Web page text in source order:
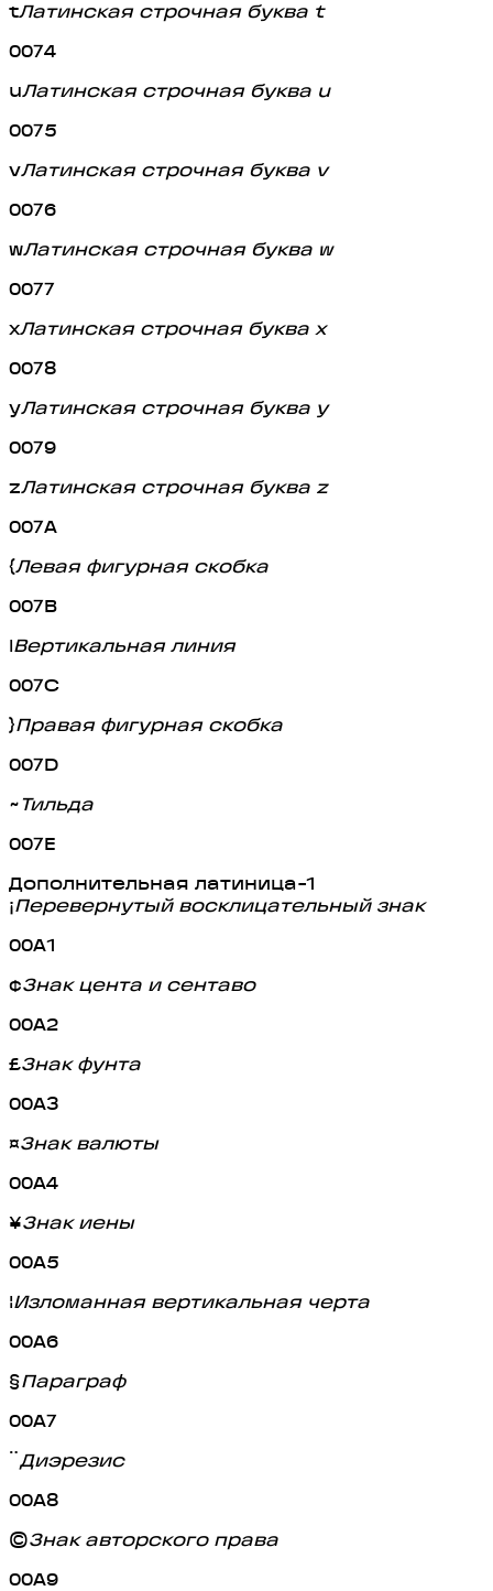
tЛатинская строчная буква t
0074
uЛатинская строчная буква u
0075
vЛатинская строчная буква v
0076
wЛатинская строчная буква w
0077
xЛатинская строчная буква x
0078
yЛатинская строчная буква y
0079
zЛатинская строчная буква z
007A
{Левая фигурная скобка
007B
|Вертикальная линия
007C
}Правая фигурная скобка
007D
~Тильда
007E
Дополнительная латиница-1
¡Перевернутый восклицательный знак
00A1
¢Знак цента и сентаво
00A2
£Знак фунта
00A3
¤Знак валюты
00A4
¥Знак иены
00A5
¦Изломанная вертикальная черта
00A6
§Параграф
00A7
¨Диэрезис
00A8
©Знак авторского права
00A9